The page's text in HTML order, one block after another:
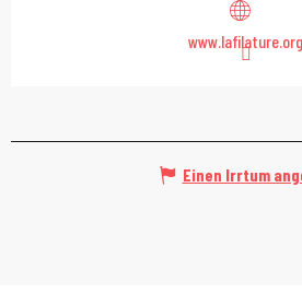
www.lafilature.org
Einen Irrtum